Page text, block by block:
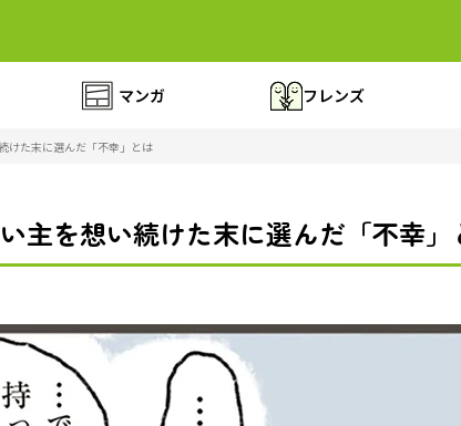
マンガ フレンズ
けた末に選んだ「不幸」とは
主を想い続けた末に選んだ「不幸」